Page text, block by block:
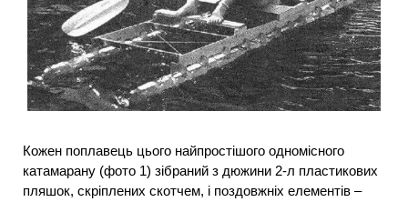
Кожен поплавець цього найпростішого одномісного
катамарану (фото 1) зібраний з дюжини 2-л пластикових
пляшок, скріплених скотчем, і поздовжніх елементів –